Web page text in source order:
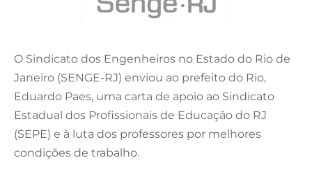
O Sindicato dos Engenheiros no Estado do Rio de
Janeiro (SENGE-RJ) enviou ao prefeito do Rio,
Eduardo Paes, uma carta de apoio ao Sindicato
Estadual dos Profissionais de Educação do RJ
(SEPE) e à luta dos professores por melhores
condições de trabalho.